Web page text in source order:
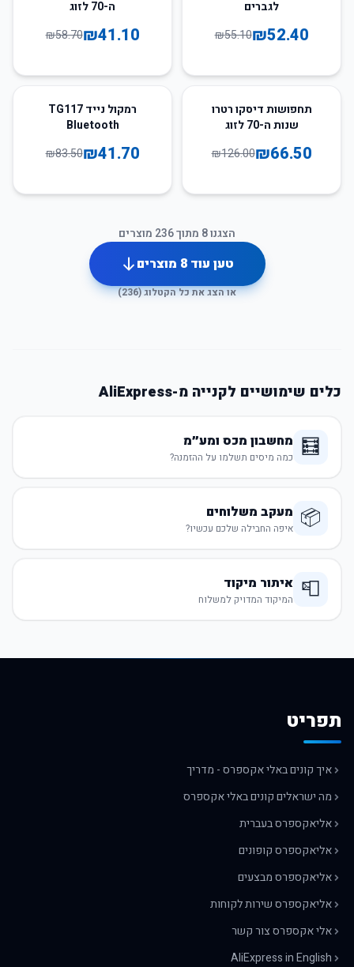
לגברים
₪52.40
₪55.10
ה-70 לזוג
₪41.10
₪58.70
47תחפושות דיסקו רטרו
שנות ה-70 לזוג
₪66.50
₪126.00
רמקול נייד TG117
Bluetooth
₪41.70
₪83.50
הצגנו8 מתוך236 מוצרים
טען עוד8 מוצרים
או הצג את כל הקטלוג (236
)
כלים שימושיים לקנייה מ-AliExpress
🧮 מחשבון מכס ומע״מ
כמה מיסים תשלמו על ההזמנה?
📦 מעקב משלוחים
איפה החבילה שלכם עכשיו?
📮 איתור מיקוד
המיקוד המדויק למשלוח
תפריט
איך קונים באלי אקספרס - מדריך
מה ישראלים קונים באלי אקספרס
אליאקספרס בעברית
אליאקספרס קופונים
אליאקספרס מבצעים
אליאקספרס שירות לקוחות
אלי אקספרס צור קשר
AliExpress in English